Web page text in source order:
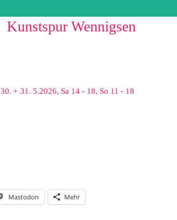
30. + 31. 5.2026, Sa 14 - 18, So 11 - 18
Mastodon Mehr